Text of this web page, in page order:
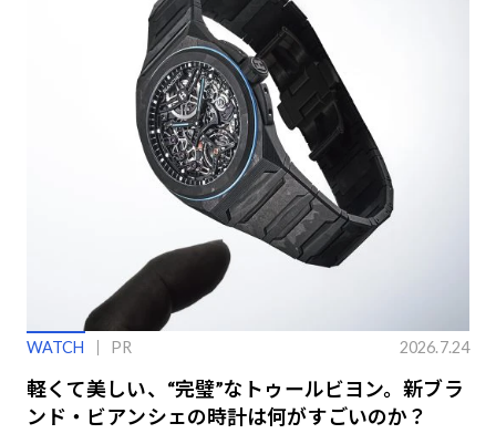
WATCH PR 2026.7.24
軽くて美しい、“完璧”なトゥールビヨン。新ブラ
ンド・ビアンシェの時計は何がすごいのか？